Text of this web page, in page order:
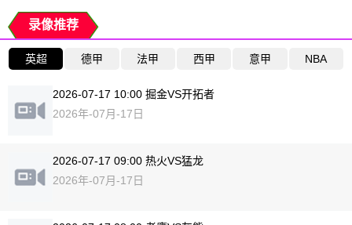
录像推荐
英超 德甲 法甲 西甲 意甲 NBA
2026-07-17 10:00 掘金VS开拓者
2026年-07月-17日
2026-07-17 09:00 热火VS猛龙
2026年-07月-17日